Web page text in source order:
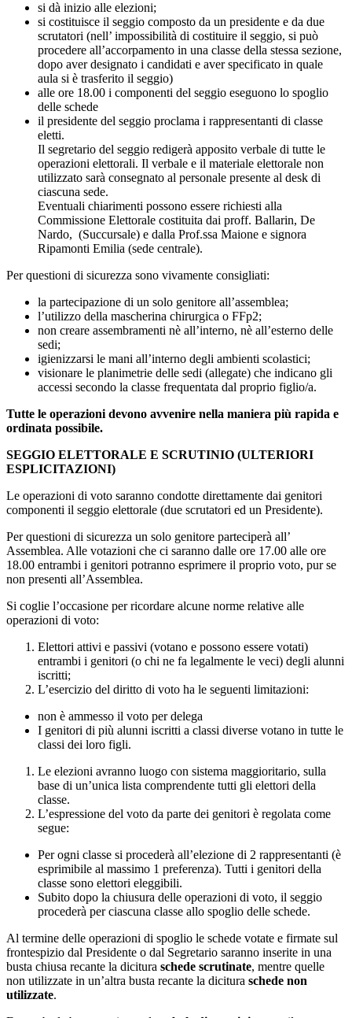
si dà inizio alle elezioni;
si costituisce il seggio composto da un presidente e da due
scrutatori (nell’ impossibilità di costituire il seggio, si può
procedere all’accorpamento in una classe della stessa sezione,
dopo aver designato i candidati e aver specificato in quale
aula si è trasferito il seggio)
alle ore 18.00 i componenti del seggio eseguono lo spoglio
delle schede
il presidente del seggio proclama i rappresentanti di classe
eletti.
Il segretario del seggio redigerà apposito verbale di tutte le
operazioni elettorali. Il verbale e il materiale elettorale non
utilizzato sarà consegnato al personale presente al desk di
ciascuna sede.
Eventuali chiarimenti possono essere richiesti alla
Commissione Elettorale costituita dai proff. Ballarin, De
Nardo, (Succursale) e dalla Prof.ssa Maione e signora
Ripamonti Emilia (sede centrale).
Per questioni di sicurezza sono vivamente consigliati:
la partecipazione di un solo genitore all’assemblea;
l’utilizzo della mascherina chirurgica o FFp2;
non creare assembramenti nè all’interno, nè all’esterno delle
sedi;
igienizzarsi le mani all’interno degli ambienti scolastici;
visionare le planimetrie delle sedi (allegate) che indicano gli
accessi secondo la classe frequentata dal proprio figlio/a.
Tutte le operazioni devono avvenire nella maniera più rapida e
ordinata possibile.
SEGGIO ELETTORALE E SCRUTINIO (ULTERIORI
ESPLICITAZIONI)
Le operazioni di voto saranno condotte direttamente dai genitori
componenti il seggio elettorale (due scrutatori ed un Presidente).
Per questioni di sicurezza un solo genitore parteciperà all’
Assemblea. Alle votazioni che ci saranno dalle ore 17.00 alle ore
18.00 entrambi i genitori potranno esprimere il proprio voto, pur se
non presenti all’Assemblea.
Si coglie l’occasione per ricordare alcune norme relative alle
operazioni di voto:
Elettori attivi e passivi (votano e possono essere votati)
entrambi i genitori (o chi ne fa legalmente le veci) degli alunni
iscritti;
L’esercizio del diritto di voto ha le seguenti limitazioni:
non è ammesso il voto per delega
I genitori di più alunni iscritti a classi diverse votano in tutte le
classi dei loro figli.
Le elezioni avranno luogo con sistema maggioritario, sulla
base di un’unica lista comprendente tutti gli elettori della
classe.
L’espressione del voto da parte dei genitori è regolata come
segue:
Per ogni classe si procederà all’elezione di 2 rappresentanti (è
esprimibile al massimo 1 preferenza). Tutti i genitori della
classe sono elettori eleggibili.
Subito dopo la chiusura delle operazioni di voto, il seggio
procederà per ciascuna classe allo spoglio delle schede.
Al termine delle operazioni di spoglio le schede votate e firmate sul
frontespizio dal Presidente o dal Segretario saranno inserite in una
busta chiusa recante la dicitura schede scrutinate, mentre quelle
non utilizzate in un’altra busta recante la dicitura schede non
utilizzate.